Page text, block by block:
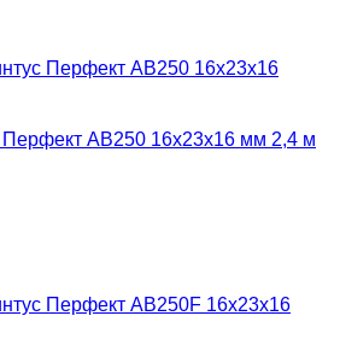
AB250 16х23х16 мм 2,4 м